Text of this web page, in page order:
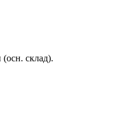
склад).